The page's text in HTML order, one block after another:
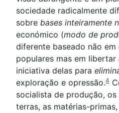
sociedade radicalmente
sobre bases inteiramente
económico (modo de
diferente baseado não em
populares mas em
iniciativa delas para
exploração e opressão.4
socialista de produção, os
terras, as matérias-